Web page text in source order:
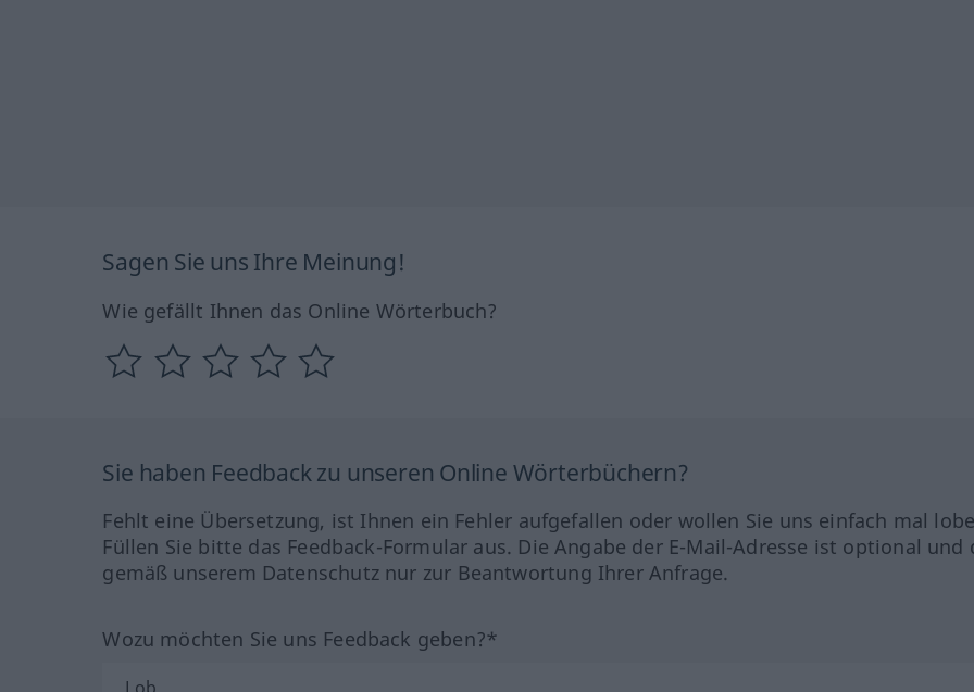
Sagen Sie uns Ihre Meinung!
Wie gefällt Ihnen das Online Wörterbuch?
Sie haben Feedback zu unseren Online Wörterbüchern?
Fehlt eine Übersetzung, ist Ihnen ein Fehler aufgefallen oder wollen Sie uns einfach mal
Füllen Sie bitte das Feedback-Formular aus. Die Angabe der E-Mail-Adresse ist optional und
gemäß unserem Datenschutz nur zur Beantwortung Ihrer Anfrage.
Wozu möchten Sie uns Feedback geben?*